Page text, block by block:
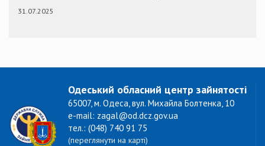
31.07.2025
Одеський обласний центр зайнятості
65007, м. Одеса, вул. Михайла Болтенка, 10
e-mail: zagal@od.dcz.gov.ua
тел.: (048) 740 91 75
(переглянути на карті)